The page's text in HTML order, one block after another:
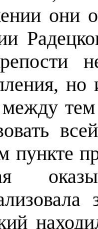
они
но
пункте